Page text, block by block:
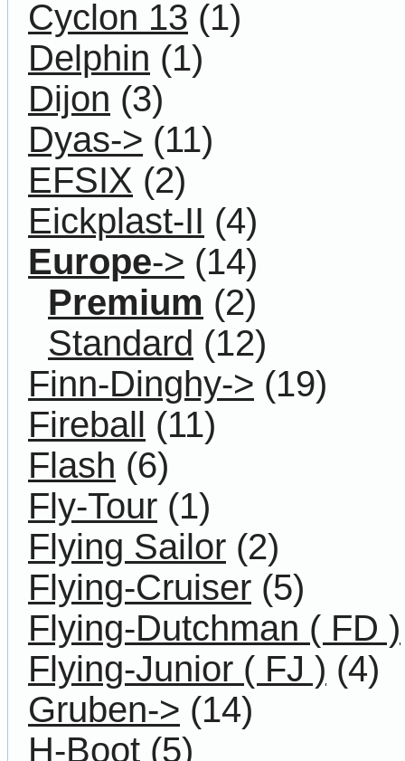
Cyclon 13 (1)
Delphin (1)
Dijon (3)
Dyas-> (11)
EFSIX (2)
Eickplast-II (4)
Europe-> (14)
Premium (2)
Standard (12)
Finn-Dinghy-> (19)
Fireball (11)
Flash (6)
Fly-Tour (1)
Flying Sailor (2)
Flying-Cruiser (5)
Flying-Dutchman ( FD )
Flying-Junior ( FJ ) (4)
Gruben-> (14)
H-Boot (5)